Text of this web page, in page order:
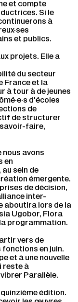
et compte
Si le
à
et publics.
projets. Elle a
du secteur
France et la
à tour à de jeunes
d'écoles
de
de structurer
faire,
nous avons
en
sein de
émergente.
de décision,
inter-
aboutira lors de la
Ugobor, Flora
programmation.
vers de
fonctions en juin.
et à une nouvelle
reste à
Parallèle.
édition.